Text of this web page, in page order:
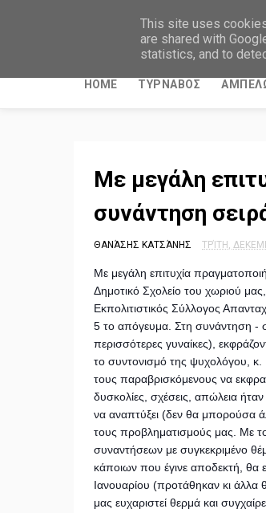
ΤΥΡΝΑΒΙΤΙΚΑ
HOME ΤΥΡΝΑΒΟΣ
Με μεγάλη
συνάντηση
ΘΑΝΆΣΗΣ ΚΑΤΣΆΝΗΣ ΤΡΊΤΗ,
Με μεγάλη επιτυχία
Δημοτικό Σχολείο του χωριού
Εκπολιτιστικός Σύλλογος
5 το απόγευμα. Στη συνάντηση -
περισσότερες γυναίκες),
το συντονισμό της ψυχολόγου, κ.
τους παραβρισκόμενους να
δυσκολίες, σχέσεις, απώλεια
να αναπτύξει (δεν θα μπορούσα
τους προβληματισμούς μας. Με
συναντήσεων με συγκεκριμένο
κάποιων που έγινε αποδεκτή, θα
Ιανουαρίου (προτάθηκαν κι
μας ευχαριστεί θερμά και
This site uses
are shared with
statistics, and to